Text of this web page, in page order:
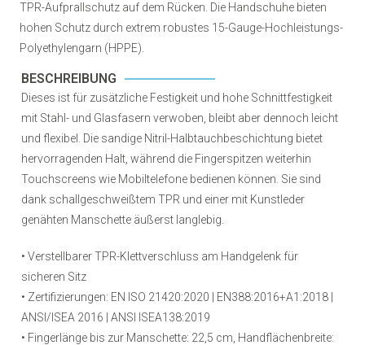
TPR-Aufprallschutz auf dem Rücken. Die Handschuhe bieten
hohen Schutz durch extrem robustes 15-Gauge-Hochleistungs-
Polyethylengarn (HPPE).
BESCHREIBUNG
Dieses ist für zusätzliche Festigkeit und hohe Schnittfestigkeit
mit Stahl- und Glasfasern verwoben, bleibt aber dennoch leicht
und flexibel. Die sandige Nitril-Halbtauchbeschichtung bietet
hervorragenden Halt, während die Fingerspitzen weiterhin
Touchscreens wie Mobiltelefone bedienen können. Sie sind
dank schallgeschweißtem TPR und einer mit Kunstleder
genähten Manschette äußerst langlebig.
• Verstellbarer TPR-Klettverschluss am Handgelenk für
sicheren Sitz
• Zertifizierungen: EN ISO 21420:2020 | EN388:2016+A1:2018 |
ANSI/ISEA 2016 | ANSI ISEA138:2019
• Fingerlänge bis zur Manschette: 22,5 cm, Handflächenbreite: